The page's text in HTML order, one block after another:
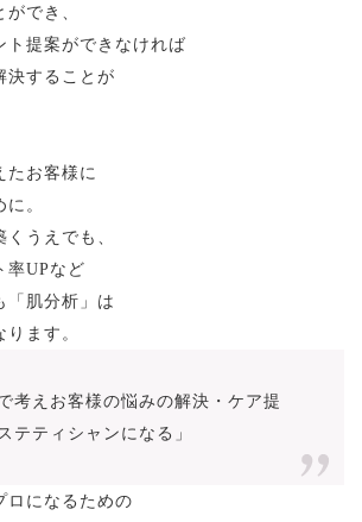
ができ、
ト提案ができなければ
決することが
たお客様に
。
うえでも、
率UPなど
「肌分析」は
ます。
考えお客様の悩みの解決・ケア提
テティシャンになる」
ロになるための